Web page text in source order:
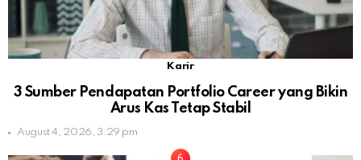
Karir
3 Sumber Pendapatan Portfolio Career yang Bikin
Arus Kas Tetap Stabil
August 4, 2026, 3:29 pm